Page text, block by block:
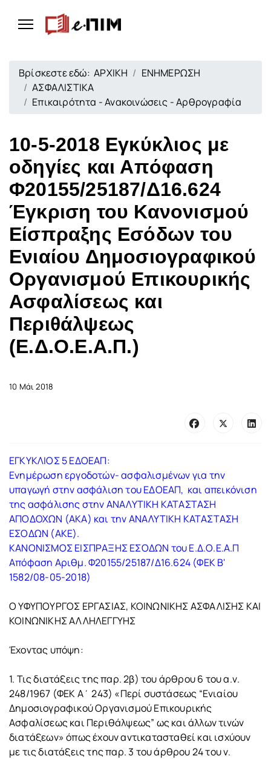
Βρίσκεστε εδώ:ΑΡΧΙΚΗ
ΕΝΗΜΕΡΩΣΗ
ΑΣΦΑΛΙΣΤΙΚΑ
Επικαιρότητα - Ανακοινώσεις - Αρθρογραφία
10-5-2018 Εγκύκλιος με
οδηγίες και Απόφαση
Φ20155/25187/Δ16.624
Έγκριση του Κανονισμού
Είσπραξης Εσόδων του
Ενιαίου Δημοσιογραφικού
Οργανισμού Επικουρικής
Ασφαλίσεως και
Περιθάλψεως
(Ε.Δ.Ο.Ε.Α.Π.)
10 Μάι 2018
ΕΓΚΥΚΛΙΟΣ 5 ΕΔΟΕΑΠ:
Ενημέρωση εργοδοτών- ασφαλισμένων για την
υπαγωγή στην ασφάλιση του ΕΔΟΕΑΠ, και απεικόνιση
της ασφάλισης στην ΑΝΑΛΥΤΙΚΗ ΚΑΤΑΣΤΑΣΗ
ΑΠΟΔΟΧΩΝ (ΑΚΑ) και την ΑΝΑΛΥΤΙΚΗ ΚΑΤΑΣΤΑΣΗ
ΕΣΟΔΩΝ (ΑΚΕ).
ΚΑΝΟΝΙΣΜΟΣ ΕΙΣΠΡΑΞΗΣ ΕΣΟΔΩΝ του Ε.Δ.Ο.Ε.Α.Π
Απόφαση Αριθμ. Φ20155/25187/Δ16.624 (ΦΕΚ Β'
1582/08-05-2018)
Ο ΥΦΥΠΟΥΡΓΟΣ ΕΡΓΑΣΙΑΣ, ΚΟΙΝΩΝΙΚΗΣ ΑΣΦΑΛΙΣΗΣ ΚΑΙ
ΚΟΙΝΩΝΙΚΗΣ ΑΛΛΗΛΕΓΓΥΗΣ
Έχοντας υπόψη:
1. Τις διατάξεις της παρ. 2β) του άρθρου 6 του α.ν.
248/1967 (ΦΕΚ Α΄ 243) «Περί συστάσεως “Ενιαίου
Δημοσιογραφικού Οργανισμού Επικουρικής
Ασφαλίσεως και Περιθάλψεως” ως και άλλων τινών
διατάξεων» όπως έχουν αντικατασταθεί και ισχύουν
με τις διατάξεις της παρ. 3 του άρθρου 24 του ν.